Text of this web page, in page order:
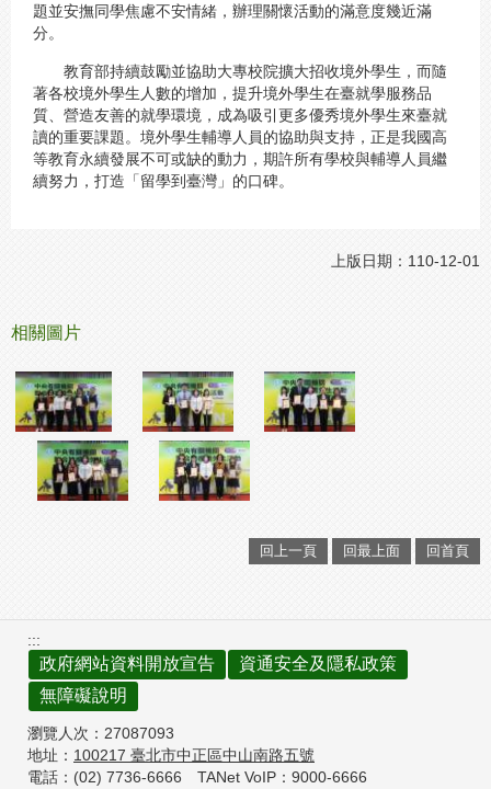
題並安撫同學焦慮不安情緒，辦理關懷活動的滿意度幾近滿
分。
教育部持續鼓勵並協助大專校院擴大招收境外學生，而隨
著各校境外學生人數的增加，提升境外學生在臺就學服務品
質、營造友善的就學環境，成為吸引更多優秀境外學生來臺就
讀的重要課題。境外學生輔導人員的協助與支持，正是我國高
等教育永續發展不可或缺的動力，期許所有學校與輔導人員繼
續努力，打造「留學到臺灣」的口碑。
上版日期：110-12-01
相關圖片
回上一頁 回最上面 回首頁
:::
政府網站資料開放宣告
資通安全及隱私政策
無障礙說明
瀏覽人次： 27087093
地址： 100217 臺北市中正區中山南路五號
電話：(02) 7736-6666 TANet VoIP：9000-6666